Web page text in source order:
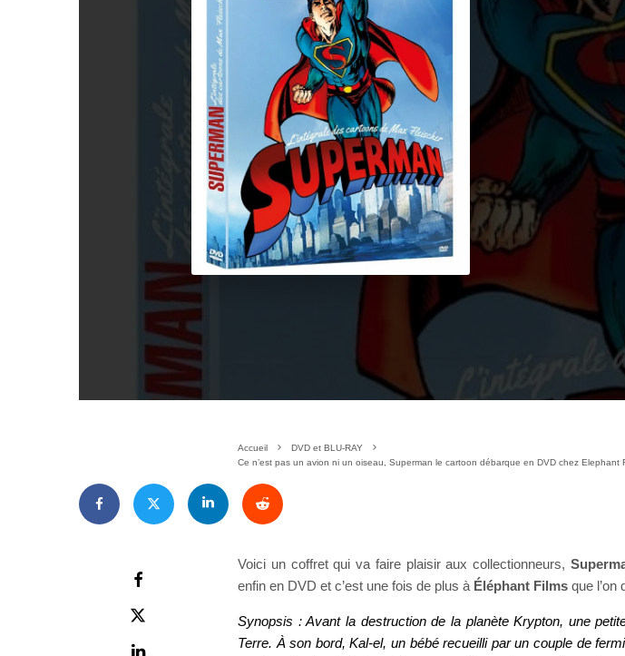
Accueil
DVD et BLU-RAY
Ce n’est pas un avion ni un oiseau, Superman le cartoon débarque en DVD chez Elephant
Voici un coffret qui va faire plaisir aux collectionneurs,
enfin en DVD et c’est une fois de plus à Éléphant Films que
Synopsis : Avant la destruction de la planète Krypton, une
Terre. À son bord, Kal-el, un bébé recueilli par un couple de